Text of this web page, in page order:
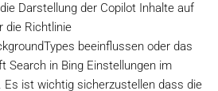
Darstellung der Copilot Inhalte auf
die Richtlinie
beeinflussen oder das
Search in Bing Einstellungen im
Es ist wichtig sicherzustellen dass die